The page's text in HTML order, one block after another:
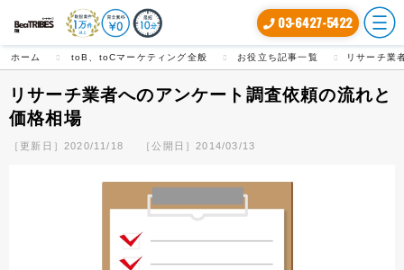
03-6427-5422
ホーム toB、toCマーケティング全般 お役立ち記事一覧 リサーチ業
リサーチ業者へのアンケート調査依頼の流れと
価格相場
［更新日］2020/11/18 ［公開日］2014/03/13